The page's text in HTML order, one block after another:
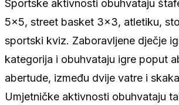
Sportske aktivnosti obuhvataju
5×5, street basket 3×3, atletiku,
sportski kviz. Zaboravljene dječje
kategorija i obuhvataju igre poput
abertude, između dvije vatre i
Umjetničke aktivnosti obuhvataju